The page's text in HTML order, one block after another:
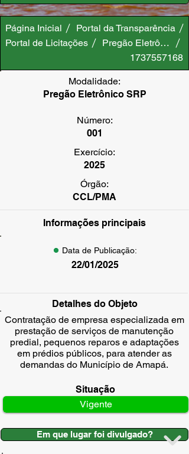
Página Inicial
Portal da Transparência
Portal de Licitações
Pregão Eletrônico SRP
1737557168
Modalidade:
Pregão Eletrônico SRP
Número:
001
Exercício:
2025
Órgão:
CCL/PMA
Informações principais
Data de Publicação:
22/01/2025
Detalhes do Objeto
Contratação de empresa especializada em
prestação de serviços de manutenção
predial, pequenos reparos e adaptações
em prédios públicos, para atender as
demandas do Município de Amapá.
Situação
Vigente
Em que lugar foi divulgado?